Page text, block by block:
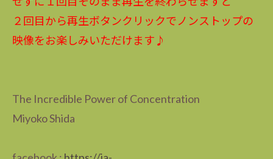
２回目から再生ボタンクリックでノンストップの
映像をお楽しみいただけます♪
The Incredible Power of Concentration
Miyoko Shida